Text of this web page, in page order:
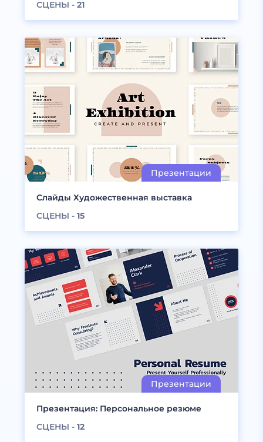
СЦЕНЫ - 21
Слайды Художественная выставка
СЦЕНЫ - 15
Презентация: Персональное резюме
СЦЕНЫ - 12